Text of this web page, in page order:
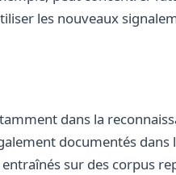
les nouveaux
dans la
documentés
sur des corpus